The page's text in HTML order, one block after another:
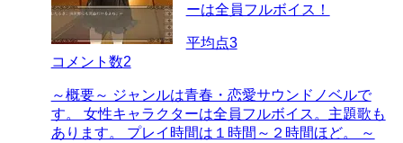
ーは全員フルボイス！
平均点3
コメント数2
～概要～ ジャンルは青春・恋愛サウンドノベルで
す。 女性キャラクターは全員フルボイス。主題歌も
あります。 プレイ時間は１時間～２時間ほど。 ～